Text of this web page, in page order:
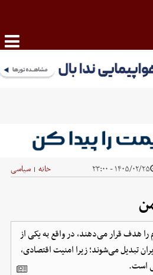
۱۴۰۵/۰۲/۲۵ - ۲۳:۰۰ خانه | سیاسی
هدف قرار می‌دهند، در واقع به یکی از
تبدیل می‌شوند؛ زیرا امنیت اقتصادی،
است.